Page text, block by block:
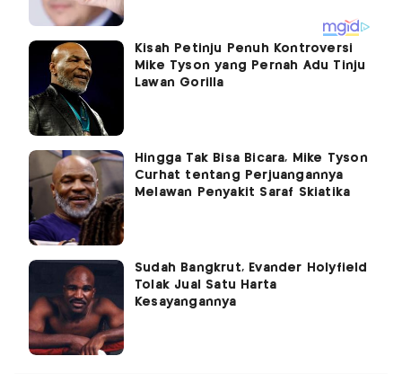
Kisah Petinju Penuh Kontroversi
Mike Tyson yang Pernah Adu Tinju
Lawan Gorilla
Hingga Tak Bisa Bicara, Mike Tyson
Curhat tentang Perjuangannya
Melawan Penyakit Saraf Skiatika
Sudah Bangkrut, Evander Holyfield
Tolak Jual Satu Harta
Kesayangannya